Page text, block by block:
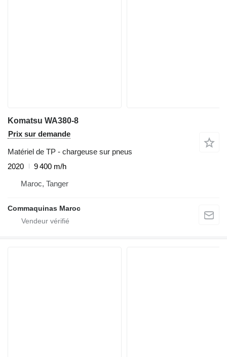
Komatsu WA380-8
Prix sur demande
Matériel de TP - chargeuse sur pneus
2020
9 400 m/h
Maroc, Tanger
Commaquinas Maroc